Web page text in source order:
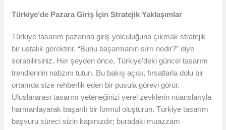
Türkiye’de Pazara Giriş İçin Stratejik Yaklaşımlar
Türkiye tasarım pazarına giriş yolculuğuna çıkmak stratejik
bir ustalık gerektirir. “Bunu başarmanın sırrı nedir?” diye
sorabilirsiniz. Her şeyden önce, Türkiye’deki güncel tasarım
trendlerinin nabzını tutun. Bu bakış açısı, fırsatlarla dolu bir
ortamda size rehberlik eden bir pusula görevi görür.
Uluslararası tasarım yeteneğinizi yerel zevklerin nüanslarıyla
harmanlayarak başarılı bir formül oluşturun. Türkiye tasarım
başvuru süreci sizin kapınızdır; buradaki muazzam